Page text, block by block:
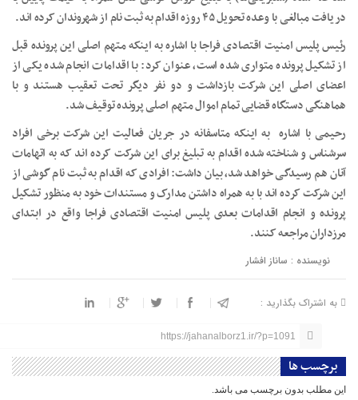
دریافت مبالغی با وعده تحویل ۴۵ روزه اقدام به ثبت نام از شهروندان کرده اند.
رئیس پلیس امنیت اقتصادی فراجا با اشاره به اینکه متهم اصلی این پرونده قبل
از تشکیل پرونده متواری شده است، عنوان کرد: با اقدامات انجام شده یکی از
اعضای اصلی این شرکت بازداشت و دو نفر دیگر تحت تعقیب هستند و با
هماهنگی دستگاه قضایی تمام اموال متهم اصلی پرونده توقیف شد.
رحیمی با اشاره به اینکه متاسفانه در جریان فعالیت این شرکت برخی افراد
سرشناس و شناخته شده اقدام به تبلیغ برای این شرکت کرده اند که به اتهامات
آنان هم رسیدگی خواهد شد، بیان داشت: افرادی که اقدام به ثبت نام گوشی از
این شرکت کرده اند با به همراه داشتن مدارک و مستندات خود به منظور تشکیل
پرونده و انجام اقدامات بعدی پلیس امنیت اقتصادی فراجا واقع در ابتدای
مرزداران مراجعه کنند.
نویسنده : ساناز افشار
به اشتراک بگذارید :
https://jahanalborz1.ir/?p=1091
برچسب ها
این مطلب بدون برچسب می باشد.